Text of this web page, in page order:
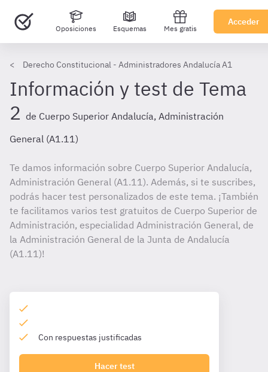
Oposiciones Esquemas Mes gratis
Acceder
Derecho Constitucional - Administradores Andalucía A1
Información y test de Tema
2 de Cuerpo Superior Andalucía, Administración
General (A1.11)
Te damos información sobre Cuerpo Superior Andalucía,
Administración General (A1.11). Además, si te suscribes,
podrás hacer test personalizados de este tema. ¡También
te facilitamos varios test gratuitos de Cuerpo Superior de
Administración, especialidad Administración General, de
la Administración General de la Junta de Andalucía
(A1.11)!
Con respuestas justificadas
Hacer test